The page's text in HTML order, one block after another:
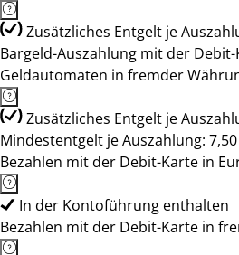
Zusätzliches Entgelt je
Bargeld-Auszahlung mit der
Geldautomaten in fremder
Zusätzliches Entgelt je
Mindestentgelt je Auszahlung:
Bezahlen mit der Debit-Karte in
In der Kontoführung enthalten
Bezahlen mit der Debit-Karte in